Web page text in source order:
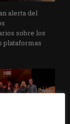
alerta del
sobre los
plataformas